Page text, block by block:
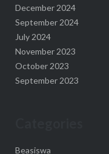
December 2024
September 2024
July 2024
November 2023
October 2023
September 2023
Beasiswa